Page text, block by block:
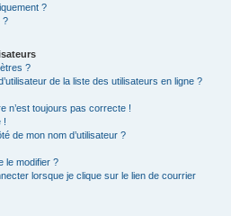
?
?
?
de la liste des utilisateurs en ligne ?
n’est toujours pas correcte !
!
de mon nom d’utilisateur ?
le modifier ?
lorsque je clique sur le lien de courrier